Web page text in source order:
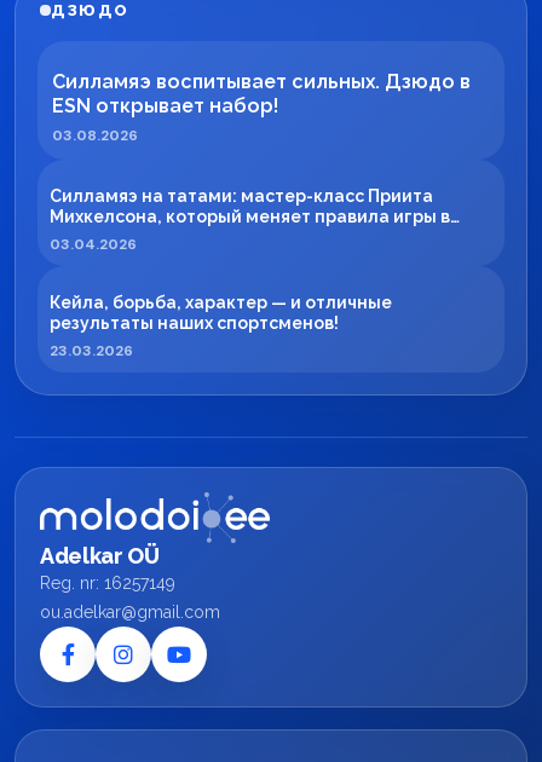
ДЗЮДО
Силламяэ воспитывает сильных. Дзюдо в
ESN открывает набор!
03.08.2026
Силламяэ на татами: мастер-класс Приита
Михкелсона, который меняет правила игры в
регионе
03.04.2026
Кейла, борьба, характер — и отличные
результаты наших спортсменов!
23.03.2026
Adelkar OÜ
Reg. nr: 16257149
ou.adelkar@gmail.com